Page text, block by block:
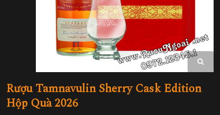
Rượu Tamnavulin Sherry Cask Edition
Hộp Quà 2026